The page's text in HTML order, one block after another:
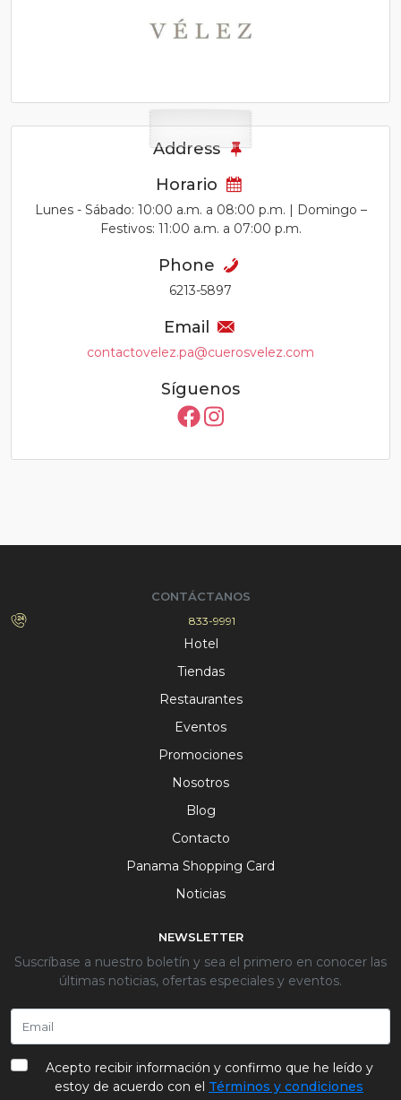
Address
Horario
Lunes - Sábado: 10:00 a.m. a 08:00 p.m. | Domingo –
Festivos: 11:00 a.m. a 07:00 p.m.
Phone
6213-5897
Email
contactovelez.pa@cuerosvelez.com
Síguenos
CONTÁCTANOS
833-9991
Hotel
Tiendas
Restaurantes
Eventos
Promociones
Nosotros
Blog
Contacto
Panama Shopping Card
Noticias
NEWSLETTER
Suscríbase a nuestro boletín y sea el primero en conocer las
últimas noticias, ofertas especiales y eventos.
Acepto recibir información y confirmo que he leído y
estoy de acuerdo con el Términos y condiciones